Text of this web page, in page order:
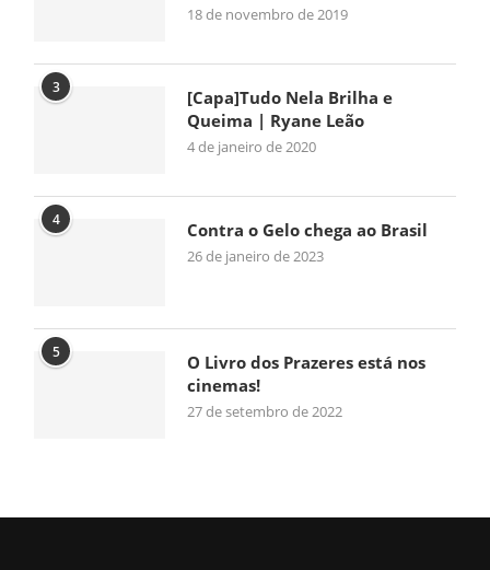
18 de novembro de 2019
3
[Capa]Tudo Nela Brilha e
Queima | Ryane Leão
4 de janeiro de 2020
4 Contra o Gelo chega ao Brasil
26 de janeiro de 2023
5
O Livro dos Prazeres está nos
cinemas!
27 de setembro de 2022